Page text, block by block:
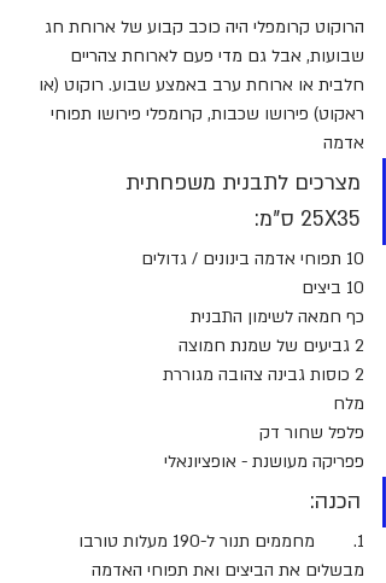
הרוקוט קרומפלי היה כוכב קבוע של ארוחת חג
שבועות, אבל גם מדי פעם לארוחת צהריים
חלבית או ארוחת ערב באמצע שבוע. רוקוט (או
ראקוט) פירושו שכבות, קרומפלי פירושו תפוחי
אדמה
מצרכים לתבנית משפחתית
25X35 ס"מ:
10 תפוחי אדמה בינונים / גדולים
10 ביצים
כף חמאה לשימון התבנית
2 גביעים של שמנת חמוצה
2 כוסות גבינה צהובה מגוררת
מלח
פלפל שחור דק
פפריקה מעושנת - אופציונאלי
הכנה:
1.        מחממים תנור ל-190 מעלות טורבו
מבשלים את הביצים ואת תפוחי האדמה